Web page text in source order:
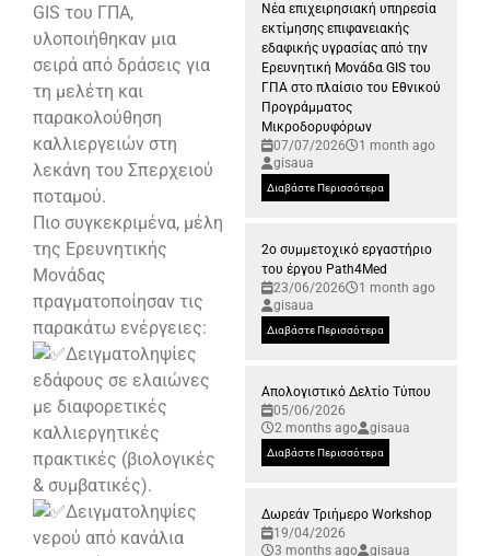
GIS του ΓΠΑ,
υλοποιήθηκαν μια
σειρά από δράσεις για
τη μελέτη και
παρακολούθηση
καλλιεργειών στη
λεκάνη του Σπερχειού
ποταμού.
Πιο συγκεκριμένα, μέλη
της Ερευνητικής
Μονάδας
πραγματοποίησαν τις
παρακάτω ενέργειες:
Δειγματοληψίες
εδάφους σε ελαιώνες
με διαφορετικές
καλλιεργητικές
πρακτικές (βιολογικές
& συμβατικές).
Δειγματοληψίες
νερού από κανάλια
Νέα επιχειρησιακή υπηρεσία
εκτίμησης επιφανειακής
εδαφικής υγρασίας από την
Ερευνητική Μονάδα GIS του
ΓΠΑ στο πλαίσιο του Εθνικού
Προγράμματος
Μικροδορυφόρων
07/07/2026
1 month ago
gisaua
Διαβάστε Περισσότερα
2ο συμμετοχικό εργαστήριο
του έργου Path4Med
23/06/2026
1 month ago
gisaua
Διαβάστε Περισσότερα
Απολογιστικό Δελτίο Τύπου
05/06/2026
2 months ago
gisaua
Διαβάστε Περισσότερα
Δωρεάν Τριήμερο Workshop
19/04/2026
3 months ago
gisaua